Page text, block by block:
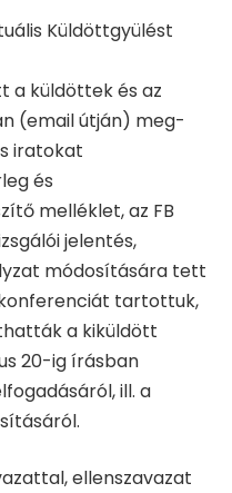
Küldöttgyülést
a küldöttek és az
(email útján) meg-
iratokat
és
melléklet, az FB
jelentés,
módosítására tett
tartottuk,
a kiküldött
20-ig írásban
ill. a
ellenszavazat